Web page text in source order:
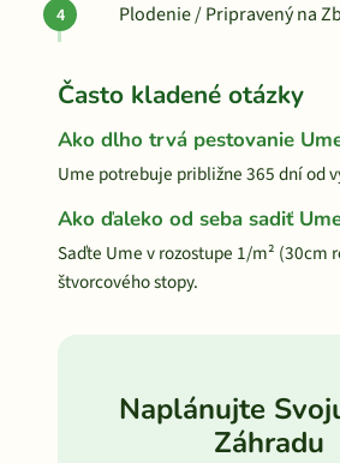
Plodenie / Pripravený na
Často kladené otázky
Ako dlho trvá pestovanie
Ume potrebuje približne 365 dní od
Ako ďaleko od seba sadiť
Saďte Ume v rozostupe 1/m² (30cm
štvorcového stopy.
Naplánujte
Záhradu